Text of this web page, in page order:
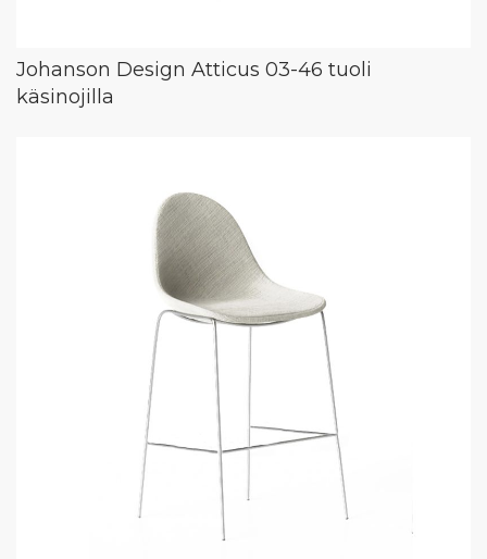
Johanson Design Atticus 03-46 tuoli
käsinojilla